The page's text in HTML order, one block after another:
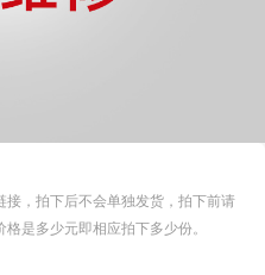
，拍下后不会单独发货，拍下前请
是多少元即相应拍下多少份。